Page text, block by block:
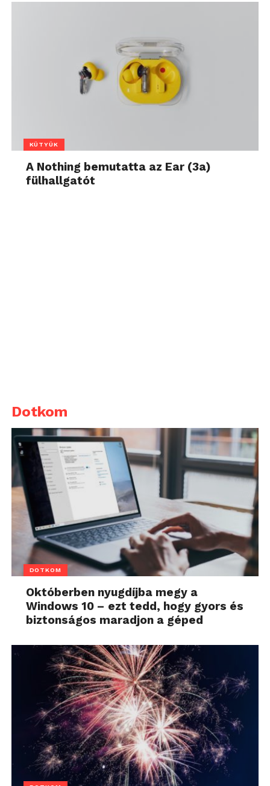
KÜTYÜK
A Nothing bemutatta az Ear (3a)
fülhallgatót
Dotkom
DOTKOM
Októberben nyugdíjba megy a
Windows 10 – ezt tedd, hogy gyors és
biztonságos maradjon a géped